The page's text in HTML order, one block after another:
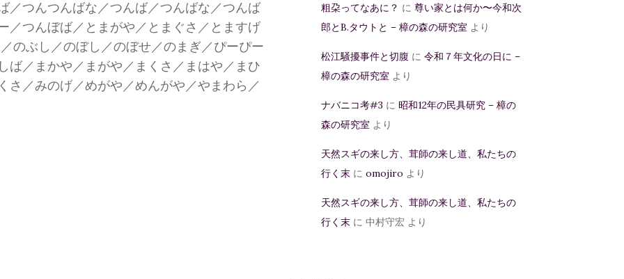
／つんつんばな／つんば／つんばな／つんば
／つんぼば／とまがや／とまぐさ／とますげ
のぶし／のぼし／のぼせ／のまぎ／ぴーぴー
ば／まかや／まがや／まくさ／まはや／まひ
さ／みのげ／めがや／めんがや／やまわら／
粗朶ってなあに？ に 尊い家とは何か〜今和次
郎とB.タウトと – 樟の森の研究室 より
松江騒擾事件と切腹 に 令和７年文化の日に –
樟の森の研究室 より
ナバニコ考#3 に 昭和12年の民具研究 – 樟の
森の研究室 より
天然スギの来し方、茸師の来し道、私たちの
行く末に omojiro より
天然スギの来し方、茸師の来し道、私たちの
行く末に 中村守宏 より